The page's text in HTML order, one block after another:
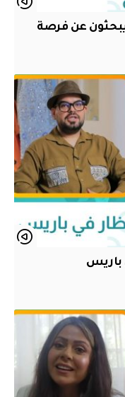
عن فرصة
باريس